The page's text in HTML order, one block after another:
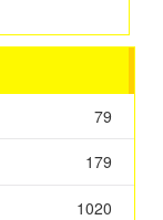
79
179
1020